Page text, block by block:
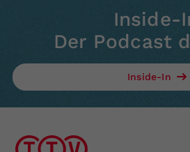
Inside-
Der Podcast
Inside-In